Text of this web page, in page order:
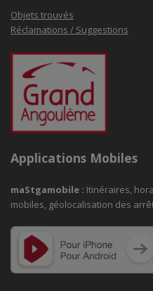
Objets trouvés
Réclamations / Suggestions
Applications Mobiles
maStgamobile : Itinéraires,
mobiles, géolocalisation des